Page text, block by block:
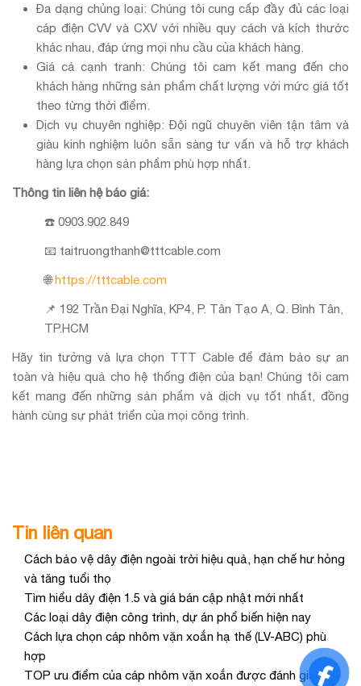
Đa dạng chủng loại: Chúng tôi cung cấp đầy đủ các loại
cáp điện CVV và CXV với nhiều quy cách và kích thước
khác nhau, đáp ứng mọi nhu cầu của khách hàng.
Giá cả cạnh tranh: Chúng tôi cam kết mang đến cho
khách hàng những sản phẩm chất lượng với mức giá tốt
theo từng thời điểm.
Dịch vụ chuyên nghiệp: Đội ngũ chuyên viên tận tâm và
giàu kinh nghiệm luôn sẵn sàng tư vấn và hỗ trợ khách
hàng lựa chọn sản phẩm phù hợp nhất.
Thông tin liên hệ báo giá:
☎️ 0903.902.849
📧 taitruongthanh@tttcable.com
🌐https://tttcable.com
📌 192 Trần Đại Nghĩa, KP4, P. Tân Tạo A, Q. Bình Tân,
TP.HCM
Hãy tin tưởng và lựa chọn TTT Cable để đảm bảo sự an
toàn và hiệu quả cho hệ thống điện của bạn! Chúng tôi cam
kết mang đến những sản phẩm và dịch vụ tốt nhất, đồng
hành cùng sự phát triển của mọi công trình.
Tin liên quan
Cách bảo vệ dây điện ngoài trời hiệu quả, hạn chế hư hỏng
và tăng tuổi thọ
Tìm hiểu dây điện 1.5 và giá bán cập nhật mới nhất
Các loại dây điện công trình, dự án phổ biến hiện nay
Cách lựa chọn cáp nhôm vặn xoắn hạ thế (LV-ABC) phù
hợp
TOP ưu điểm của cáp nhôm vặn xoắn được đánh giá cao